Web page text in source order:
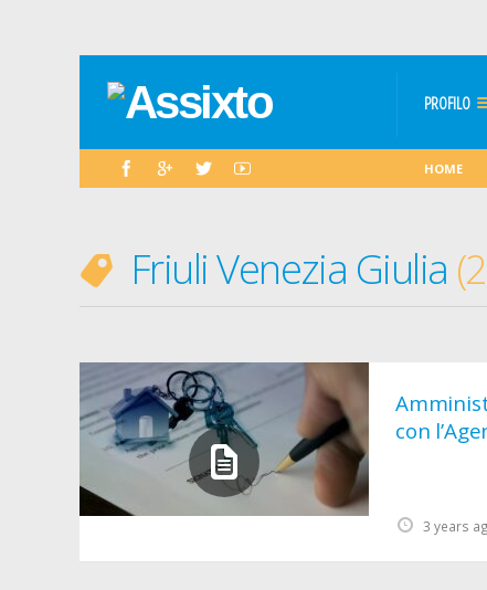
PROFILO
HOME
Friuli Venezia Giulia 2
3 years
con